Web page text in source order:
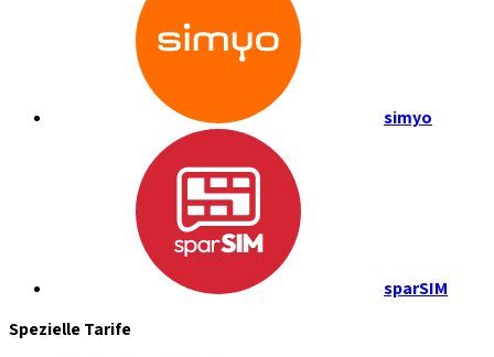
simyo
sparSIM
Spezielle Tarife